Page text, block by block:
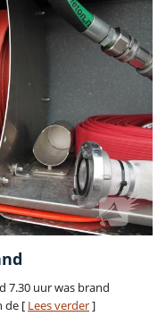
7.30 uur was brand
de [ Lees verder]